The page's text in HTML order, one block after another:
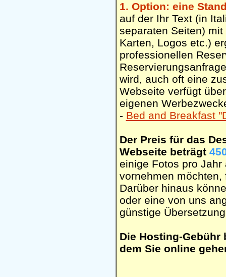
1. Option: eine
auf der Ihr Text (in
separaten Seiten)
Karten, Logos etc.)
professionellen
wird, auch oft eine
Webseite verfügt
eigenen
- Bed and Breakfast
Der Preis für das
Webseite beträgt
einige Fotos pro Jahr
vornehmen
Darüber hinaus
oder eine von uns
günstige
Die Hosting-Gebühr
dem Sie online